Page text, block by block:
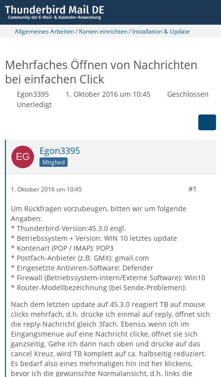
Allgemeines Arbeiten / Konten einrichten / Installation & Update
Mehrfaches Öffnen von Nachrichten
bei einfachen Click
Egon3395 1. Oktober 2016 um 10:45
Geschlossen
Unerledigt
Egon3395
Mitglied
1. Oktober 2016 um 10:45 #1
Um Rückfragen vorzubeugen, bitten wir um folgende
Angaben:
* Thunderbird-Version:45.3.0 engl.
* Betriebssystem + Version: WIN 10 letztes update
* Kontenart (POP / IMAP): POP3
* Postfach-Anbieter (z.B. GMX): gmail.com
* Eingesetzte Antiviren-Software: Defender
* Firewall (Betriebssystem-intern/Externe Software): Win10
* Router-Modellbezeichnung (bei Sende-Problemen):
Nach dem letzten update auf 45.3.0 reagiert TB auf mouse
clicks mehrfach, d.h. drücke ich einmal auf reply, öffnet sich
die reply-Nachricht gleich 3fach. Ebenso, wenn ich im
Eingangsmenue auf eine Nachricht clicke, öffnet sie sich
ganzseitig. Gehe ich dann nach oben und drücke auf das
cancel Kreuz, wird TB komplett auf ca. halbseitig reduziert.
Es bedarf also eines mehrmaligen hin ind her klickens,
bevor ich die gewünschte Normalansicht, d.h. links die